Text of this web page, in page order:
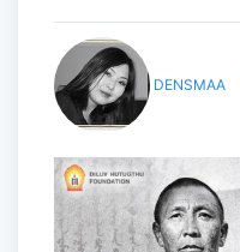
DENSMAA